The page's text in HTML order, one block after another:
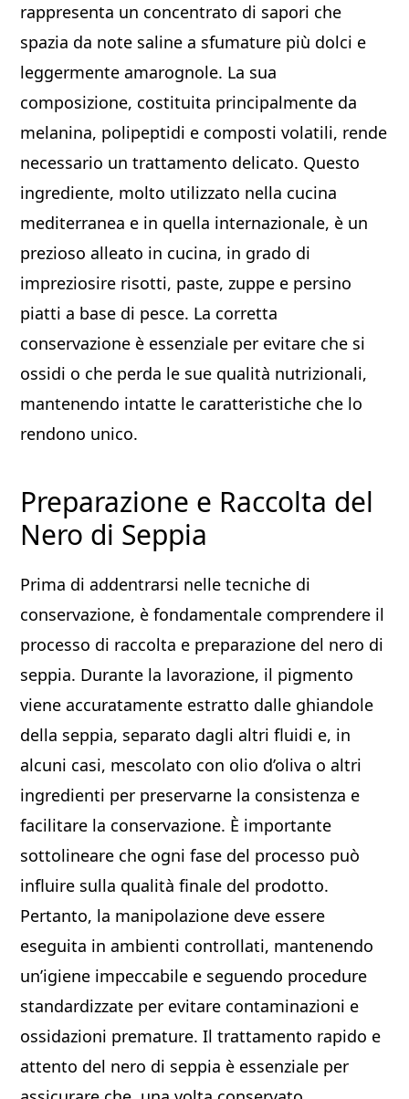
rappresenta un concentrato di sapori che
spazia da note saline a sfumature più dolci e
leggermente amarognole. La sua
composizione, costituita principalmente da
melanina, polipeptidi e composti volatili, rende
necessario un trattamento delicato. Questo
ingrediente, molto utilizzato nella cucina
mediterranea e in quella internazionale, è un
prezioso alleato in cucina, in grado di
impreziosire risotti, paste, zuppe e persino
piatti a base di pesce. La corretta
conservazione è essenziale per evitare che si
ossidi o che perda le sue qualità nutrizionali,
mantenendo intatte le caratteristiche che lo
rendono unico.
Preparazione e Raccolta del
Nero di Seppia
Prima di addentrarsi nelle tecniche di
conservazione, è fondamentale comprendere il
processo di raccolta e preparazione del nero di
seppia. Durante la lavorazione, il pigmento
viene accuratamente estratto dalle ghiandole
della seppia, separato dagli altri fluidi e, in
alcuni casi, mescolato con olio d’oliva o altri
ingredienti per preservarne la consistenza e
facilitare la conservazione. È importante
sottolineare che ogni fase del processo può
influire sulla qualità finale del prodotto.
Pertanto, la manipolazione deve essere
eseguita in ambienti controllati, mantenendo
un’igiene impeccabile e seguendo procedure
standardizzate per evitare contaminazioni e
ossidazioni premature. Il trattamento rapido e
attento del nero di seppia è essenziale per